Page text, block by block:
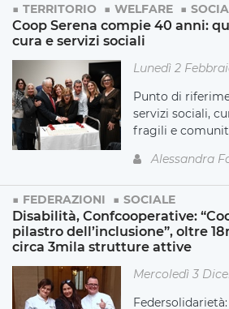
TERRITORIO WELFARE
Coop Serena compie 40 anni:
cura e servizi sociali
Lunedì 2
Punto di
servizi sociali,
fragili e
Alessandra
FEDERAZIONI SOCIALE
Disabilità, Confcooperative:
pilastro dell’inclusione”, oltre
circa 3mila strutture attive
Mercoledì 3